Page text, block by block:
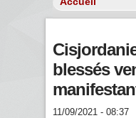
blessés
11/09/2021 - 08:37